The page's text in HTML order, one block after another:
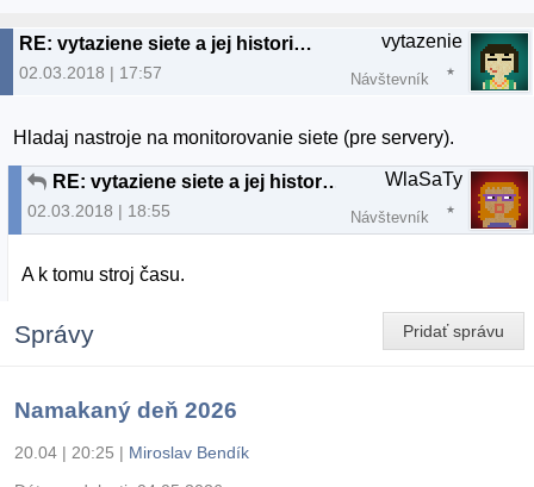
RE: vytaziene siete a jej historia debian
02.03.2018 | 17:57
vytazenie
Návštevník
Hladaj nastroje na monitorovanie siete (pre servery).
RE: vytaziene siete a jej historia debian
02.03.2018 | 18:55
WlaSaTy
Návštevník
A k tomu stroj času.
Pridať správu
Správy
Namakaný deň 2026
20.04 | 20:25 | Miroslav Bendík